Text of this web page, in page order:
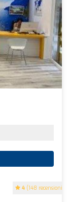
4 (148 recensioni)